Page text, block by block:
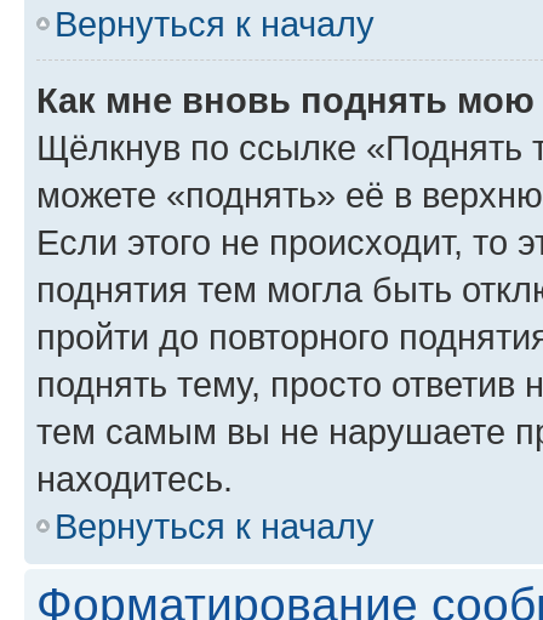
Вернуться к началу
Как мне вновь поднять мою
Щёлкнув по ссылке «Поднять
можете «поднять» её в
Если этого не происходит, то
поднятия тем могла быть
пройти до повторного
поднять тему, просто ответив
тем самым вы не нарушаете
находитесь.
Вернуться к началу
Форматирование